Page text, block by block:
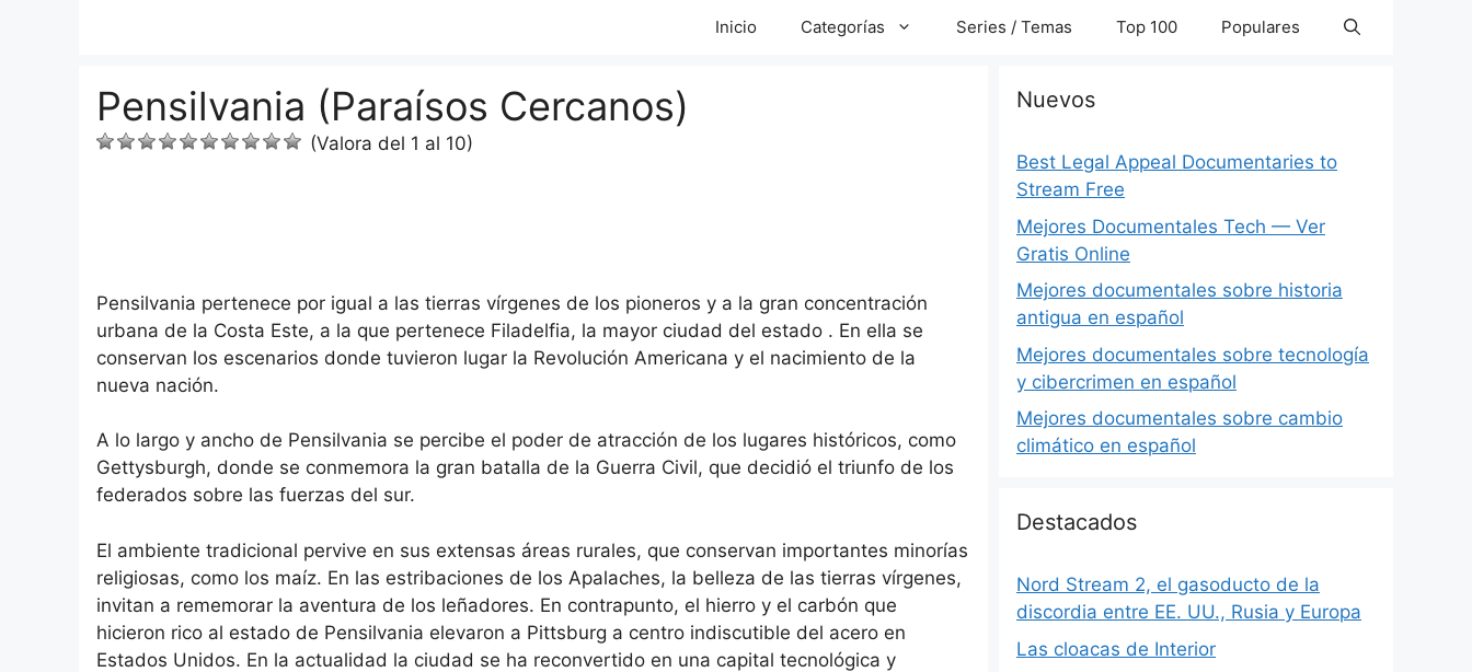
Inicio Categorías Series / Temas Top 100 Populares
Pensilvania (Paraísos Cercanos)
(Valora del 1 al 10)
Pensilvania pertenece por igual a las tierras vírgenes de los pioneros y a la gran concentración
urbana de la Costa Este, a la que pertenece Filadelfia, la mayor ciudad del estado . En ella se
conservan los escenarios donde tuvieron lugar la Revolución Americana y el nacimiento de la
nueva nación.
A lo largo y ancho de Pensilvania se percibe el poder de atracción de los lugares históricos, como
Gettysburgh, donde se conmemora la gran batalla de la Guerra Civil, que decidió el triunfo de los
federados sobre las fuerzas del sur.
El ambiente tradicional pervive en sus extensas áreas rurales, que conservan importantes minorías
religiosas, como los maíz. En las estribaciones de los Apalaches, la belleza de las tierras vírgenes,
invitan a rememorar la aventura de los leñadores. En contrapunto, el hierro y el carbón que
hicieron rico al estado de Pensilvania elevaron a Pittsburg a centro indiscutible del acero en
Estados Unidos. En la actualidad la ciudad se ha reconvertido en una capital tecnológica y
Nuevos
Best Legal Appeal Documentaries to
Stream Free
Mejores Documentales Tech — Ver
Gratis Online
Mejores documentales sobre historia
antigua en español
Mejores documentales sobre tecnología
y cibercrimen en español
Mejores documentales sobre cambio
climático en español
Destacados
Nord Stream 2, el gasoducto de la
discordia entre EE. UU., Rusia y Europa
Las cloacas de Interior